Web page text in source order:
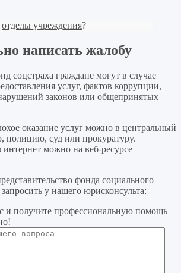
отделы учреждения?
написать жалобу
соцстраха граждане могут в случае
услуг, фактов коррупции,
законов или общепринятых
оказание услуг можно в центральный
полицию, суд или прокуратуру.
интернет можно на веб-ресурсе
фонда социального
у нашего юрисконсульта:
и получите профессиональную помощь